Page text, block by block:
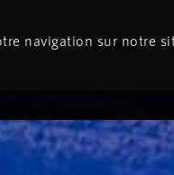
Le direct
navigation sur notre